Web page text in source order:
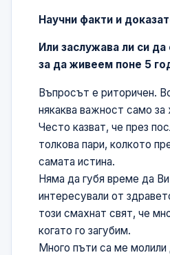
Научни факти и
Или заслужава ли си
за да живеем поне 5
Въпросът е риторичен.
някаква важност само
Често казват, че през
толкова пари, колкото
самата истина.
Няма да губя време да
интересували от
този смахнат свят, че
когато го загубим.
Много пъти са ме